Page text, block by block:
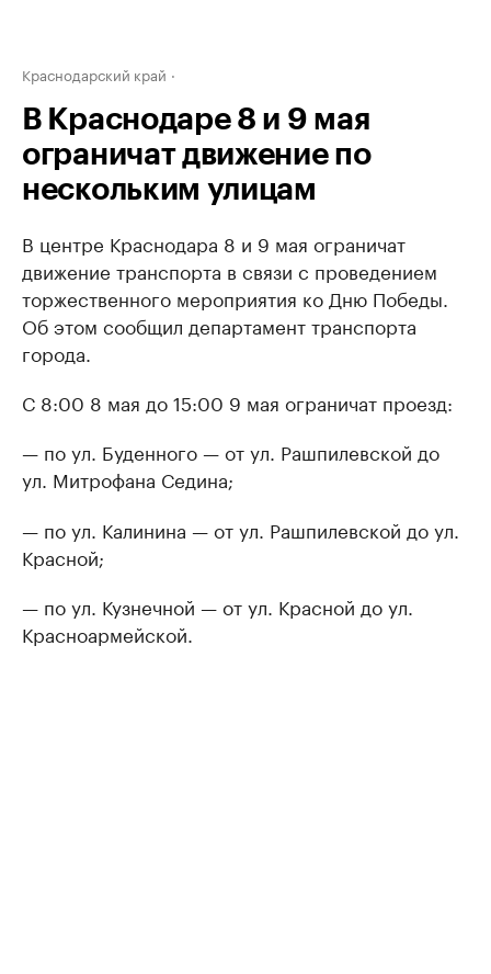
Краснодарский край
В Краснодаре 8 и 9 мая
ограничат движение по
нескольким улицам
В центре Краснодара 8 и 9 мая ограничат
движение транспорта в связи с проведением
торжественного мероприятия ко Дню Победы.
Об этом сообщил департамент транспорта
города.
С 8:00 8 мая до 15:00 9 мая ограничат проезд:
— по ул. Буденного — от ул. Рашпилевской до
ул. Митрофана Седина;
— по ул. Калинина — от ул. Рашпилевской до ул.
Красной;
— по ул. Кузнечной — от ул. Красной до ул.
Красноармейской.